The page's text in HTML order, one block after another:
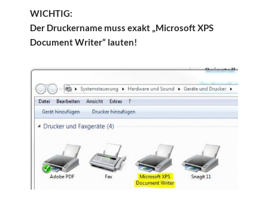
WICHTIG:
Der Druckername muss exakt „Microsoft XPS
Document Writer“ lauten!